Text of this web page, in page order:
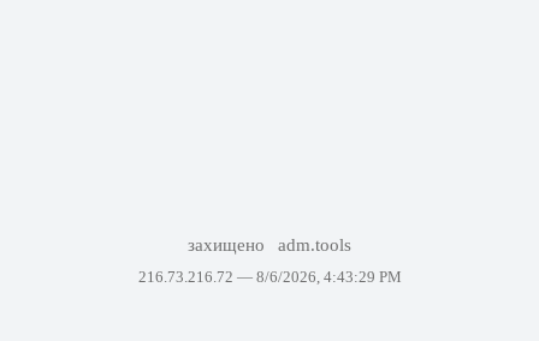
захищено adm.tools
216.73.216.72 — 8/6/2026, 4:43:29 PM